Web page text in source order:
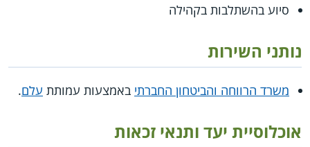
סיוע בהשתלבות בקהילה
נותני השירות
משרד הרווחה והביטחון החברתי באמצעות עמותת עלם.
אוכלוסיית יעד ותנאי זכאות